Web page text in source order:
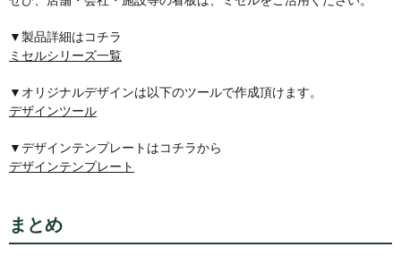
▼製品詳細はコチラ
ミセルシリーズ一覧
▼オリジナルデザインは以下のツールで作成頂けます。
デザインツール
▼デザインテンプレートはコチラから
デザインテンプレート
まとめ